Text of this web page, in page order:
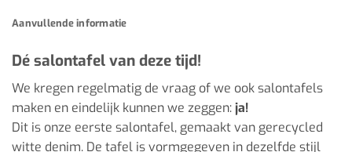
Aanvullende informatie
Dé salontafel van deze tijd!
We kregen regelmatig de vraag of we ook salontafels
maken en eindelijk kunnen we zeggen:ja!
Dit is onze eerste salontafel, gemaakt van gerecycled
witte denim. De tafel is vormgegeven in dezelfde stijl